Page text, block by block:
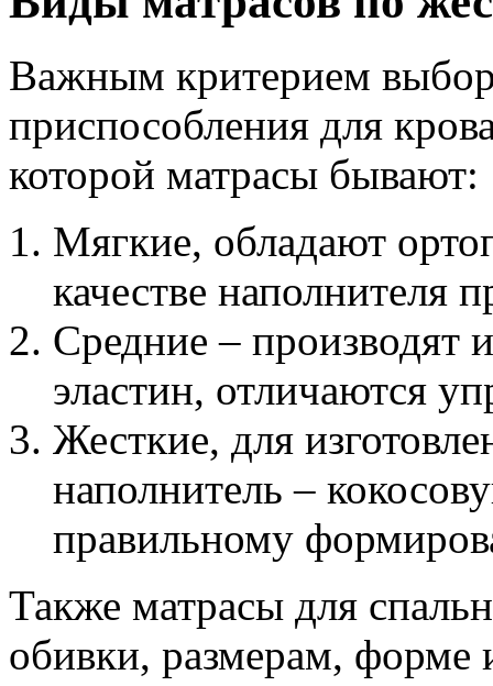
Важным критерием
приспособления для
которой матрасы бывают:
Мягкие, обладают
качестве наполнителя
Средние – производят
эластин, отличаются
Жесткие, для
наполнитель –
правильному
Также матрасы для
обивки, размерам, форме